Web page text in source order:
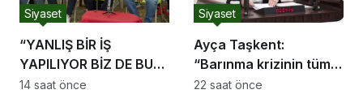
“YANLIŞ BİR İŞ
YAPILIYOR BİZ DE BU
YANLIŞ İŞ KARŞISINDA
Siyaset
14 saat önce
Ayça Taşkent:
“Barınma krizinin tüm
boyutlarıyla
Siyaset
22 saat önce